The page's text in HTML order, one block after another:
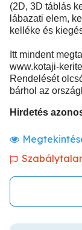
(2D, 3D táblás
lábazati elem,
kelléke és
Itt mindent
www.kotaji-
Rendelését
bárhol az
Hirdetés